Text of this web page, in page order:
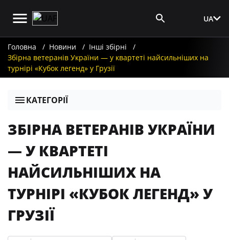
UA
Головна Новини
Інші збірні
Збірна ветеранів України — у квартеті найсильніших на
турнірі «Кубок легенд» у Грузії
КАТЕГОРІЇ
ЗБІРНА ВЕТЕРАНІВ УКРАЇНИ
— У КВАРТЕТІ
НАЙСИЛЬНІШИХ НА
ТУРНІРІ «КУБОК ЛЕГЕНД» У
ГРУЗІЇ